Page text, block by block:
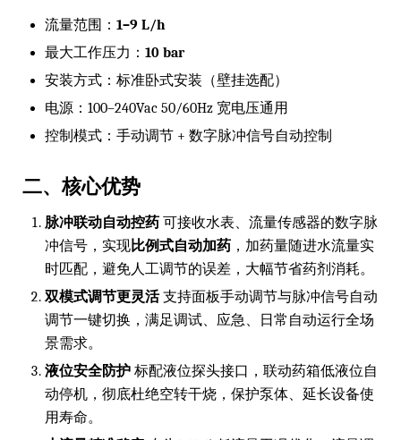
流量范围： 1–9 L/h
最大工作压力： 10 bar
安装方式：标准卧式安装（壁挂选配）
电源：100–240Vac 50/60Hz 宽电压通用
控制模式：手动调节 + 数字脉冲信号自动控制
二、核心优势
脉冲联动自动控药 可接收水表、流量传感器的数字脉
冲信号，实现比例式自动加药 ，加药量随进水流量实
时匹配，避免人工调节的误差，大幅节省药剂消耗。
双模式调节更灵活支持面板手动调节与脉冲信号自动
调节一键切换，满足调试、应急、日常自动运行全场
景需求。
液位安全防护 标配液位探头接口，联动药箱低液位自
动停机，彻底杜绝空转干烧，保护泵体、延长设备使
用寿命。